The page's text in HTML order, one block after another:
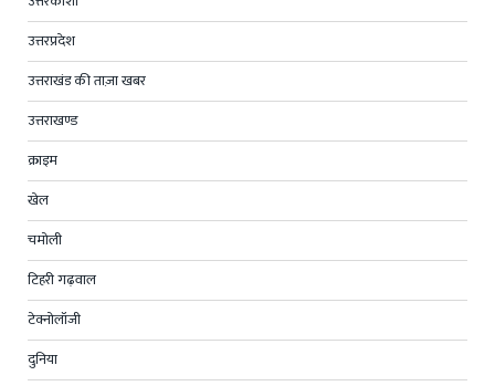
उत्तरप्रदेश
उत्तराखंड की ताज़ा खबर
उत्तराखण्ड
क्राइम
खेल
चमोली
टिहरी गढ़वाल
टेक्नोलॉजी
दुनिया